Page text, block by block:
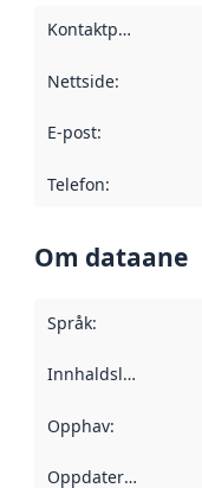
Kontaktpunkt
Nettside:
E-post:
Telefon:
Om dataane
Språk:
Innhaldsleverandørar
Opphav:
Oppdateringsfrekvens